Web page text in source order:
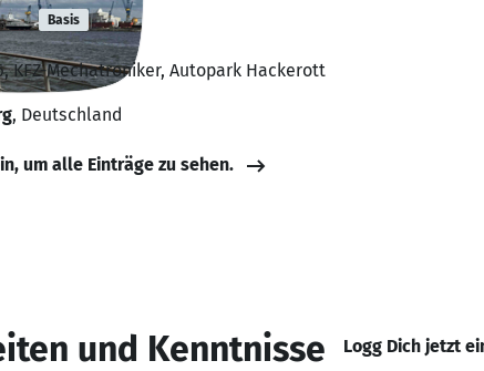
Basis
KFZ-Mechatroniker, Autopark Hackerott
, Deutschland
um alle Einträge zu sehen.
und Kenntnisse Logg Dich jetzt